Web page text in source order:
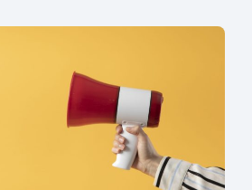
sukladno Zakonu o
više ne mogu podnositi novi
rješenja, dok već izdana